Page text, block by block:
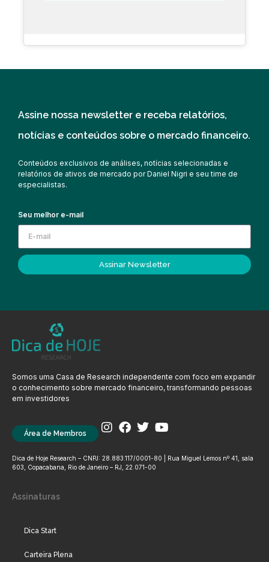
Assine nossa newsletter e receba relatórios,
notícias e conteúdos sobre o mercado financeiro.
Conteúdos exclusivos de análises, notícias selecionadas e
relatórios de ativos de mercado por Daniel Nigri e seu time de
especialistas.
Seu melhor e-mail
Assinar Newsletter
Somos uma Casa de Research independente com foco em expandir
o conhecimento sobre mercado financeiro, transformando pessoas
em investidores
Área de Membros
Dica de Hoje Research – CNPJ: 28.883.117/0001-80 | Rua Miguel Lemos nº 41, sala
603, Copacabana, Rio de Janeiro – RJ, 22.071-00
Assinaturas
Dica Start
Carteira Plena